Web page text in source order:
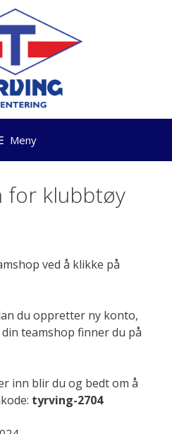
Meny
for klubbtøy
ved å klikke på
du oppretter ny konto,
teamshop finner du på
inn blir du og bedt om å
tyrving-2704